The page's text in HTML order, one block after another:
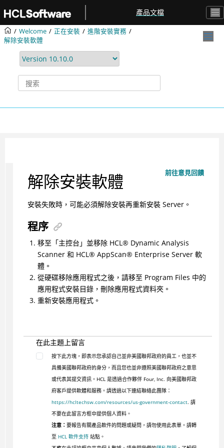
產品文檔
Welcome 正在安裝
進階安裝實務
解除安裝軟體
前往意見回饋
解除安裝軟體
安裝失敗時，可能必須解除安裝再重新安裝 Server。
程序
移至「主控台」並移除 HCL® Dynamic Analysis
Scanner 和 HCL® AppScan® Enterprise Server 軟
體。
從硬碟移除應用程式之後，請移至 Program Files 中的
應用程式安裝目錄，刪除應用程式資料夾。
重新安裝應用程式。
在此主題上留言
按下此方塊，即表示您承認自己並非美國聯邦政府的員工，也並不
具備美國聯邦政府的身分，而且您也並非遵照美國聯邦政府之意思
或代表其提交資訊。HCL 是透過合作夥伴 Four, Inc. 向美國聯邦政
府客戶提供軟體和服務。請透過以下連結聯絡此團隊：
https://hcltechsw.com/resources/us-government-contact. 請
不要在此留言方框中提供個人資料。
注意： 要報告有關產品軟件的問題或疑問，請勿使用此表單。請轉
至 HCL 軟件支持站點。